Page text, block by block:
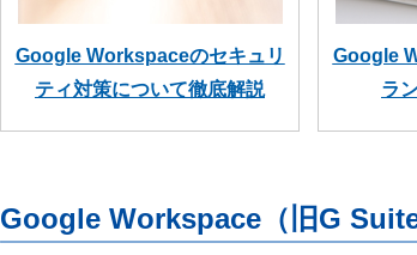
Google Workspaceのセキュリ
ティ対策について徹底解説
Google
ラ
Google Workspace（旧G